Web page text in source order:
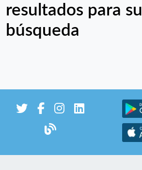
resultados para su
búsqueda